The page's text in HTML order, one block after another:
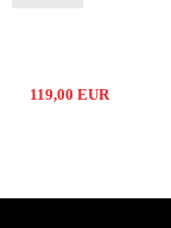
119,00 EUR